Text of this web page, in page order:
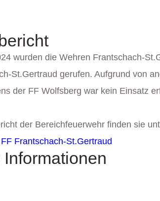
wurden die Wehren Frantschach-
St.Gertraud gerufen. Aufgrund von
der FF Wolfsberg war kein Einsatz
der Bereichfeuerwehr finden sie
Frantschach-St.Gertraud